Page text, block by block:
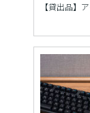
【貸出品】